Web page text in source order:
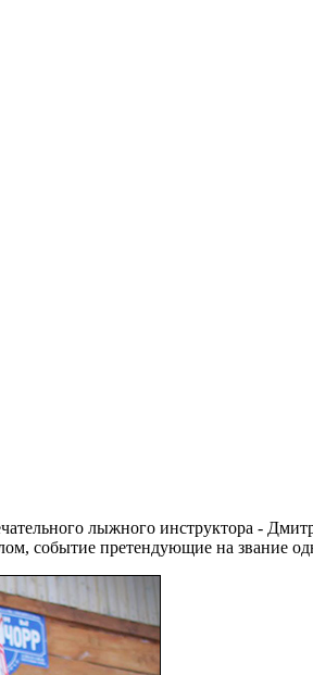
лыжного инструктора -
событие претендующие на звание